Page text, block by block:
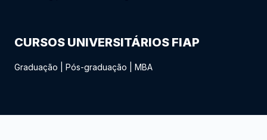
CURSOS UNIVERSITÁRIOS FIAP
Graduação Pós-graduação MBA